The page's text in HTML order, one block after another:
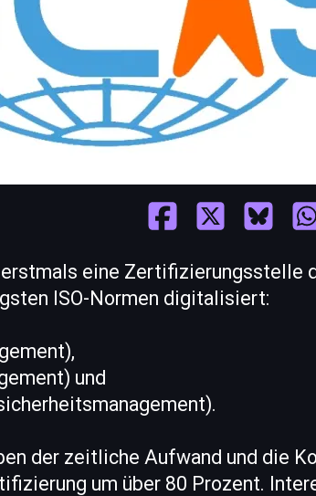
erstmals eine Zertifizierungsstelle
ISO-Normen digitalisiert:
und
der zeitliche Aufwand und die
um über 80 Prozent.